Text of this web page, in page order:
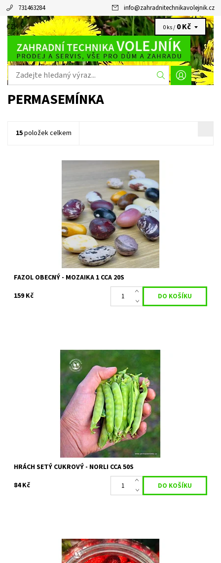
731463284 info@zahradnitechnikavolejnik.cz
CZK 0 ks / 0 Kč
PERMASEMÍNKA
15položek celkem
Limitovaná edice pestrých fazolí.
Skladem 4 ks
80/2008
PERMASEMÍNKA
FAZOL OBECNÝ - MOZAIKA 1 CCA 20S
159 Kč
| HRÁCH CUKROVÝ | PISUM SATIVUM |
Skladem 1 ks
80/2098
PERMASEMÍNKA
HRÁCH SETÝ CUKROVÝ - NORLI CCA 50S
84 Kč
| JAHODNÍK OBECNÝ | FRAGARIA VESCA |